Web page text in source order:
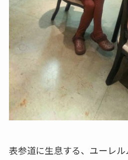
表参道に生息する、ユーレル